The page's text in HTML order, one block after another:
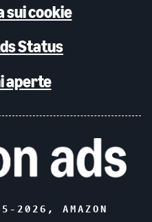
cookie
Status
aperte
2026 , AMAZON